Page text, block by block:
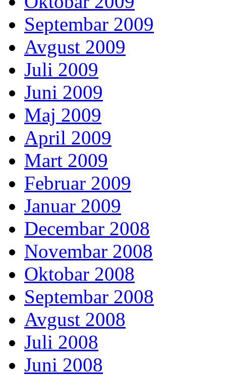
Septembar 2009
Avgust 2009
Juli 2009
Juni 2009
Maj 2009
April 2009
Mart 2009
Februar 2009
Januar 2009
Decembar 2008
Novembar 2008
Oktobar 2008
Septembar 2008
Avgust 2008
Juli 2008
Juni 2008